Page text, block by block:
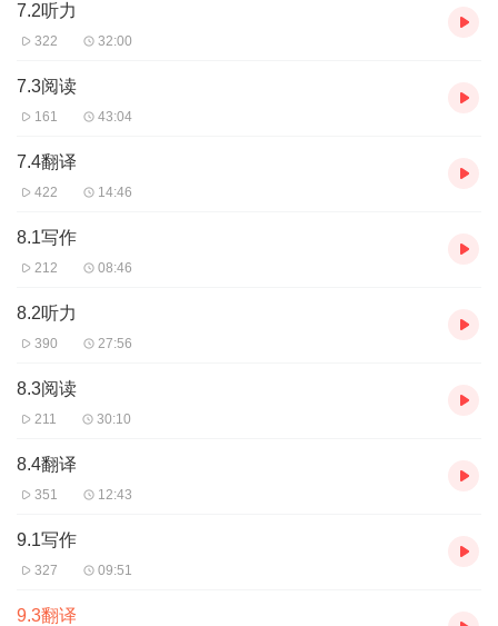
7.2听力
322 32:00
7.3阅读
161 43:04
7.4翻译
422 14:46
8.1写作
212 08:46
8.2听力
390 27:56
8.3阅读
211 30:10
8.4翻译
351 12:43
9.1写作
327 09:51
9.3翻译